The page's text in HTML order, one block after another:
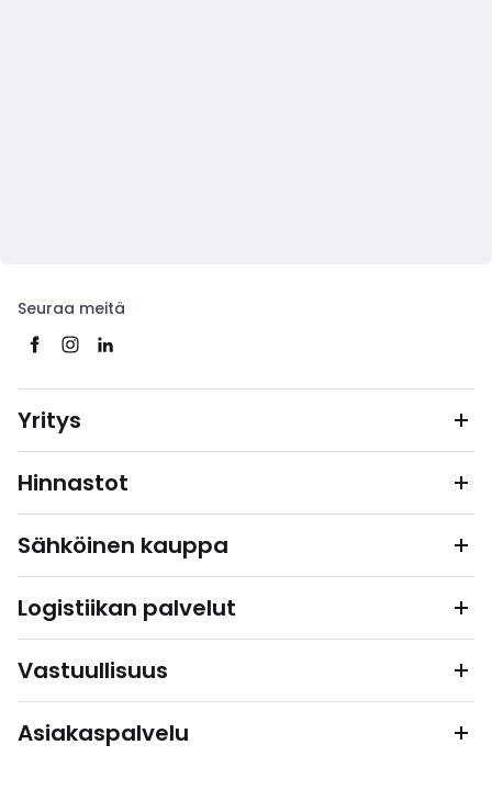
Seuraa meitä
Yritys
Hinnastot
Sähköinen kauppa
Logistiikan palvelut
Vastuullisuus
Asiakaspalvelu